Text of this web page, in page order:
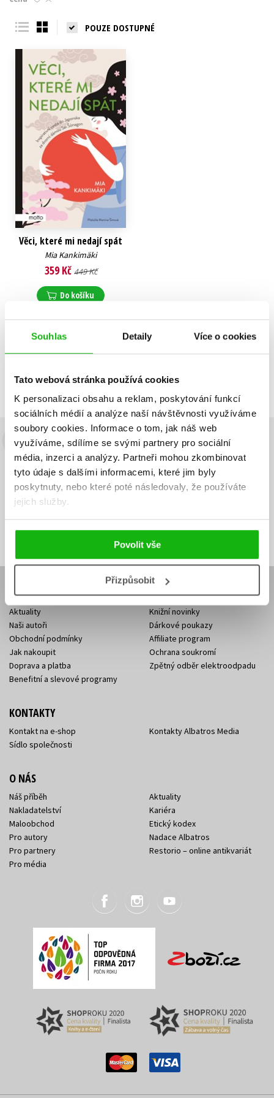
Souhlas Detaily Více o cookies
Tato webová stránka používá cookies
K personalizaci obsahu a reklam, poskytování funkcí
sociálních médií a analýze naší návštěvnosti využíváme
soubory cookies. Informace o tom, jak náš web
využíváme, sdílíme se svými partnery pro sociální
média, inzerci a analýzy. Partneři mohou zkombinovat
tyto údaje s dalšími informacemi, které jim byly
poskytnuty, nebo které poté následovaly, že používáte
jejich služby.
Povolit vše
Přizpůsobit
Young adult (SK)
POUZE DOSTUPNÉ
Věci, které mi nedají spát
Mia Kankimäki
359 Kč 449 Kč
Do košíku
Předchozí 1 Další
Budete to vědět jako první!
Zajímá Vás, jaký knižní hit právě vychází, na jaké zboží je výhodná
sleva, jaká běží soutěž o ceny? Přihlášením k odběru našich e-
mailových novinek
Vaše e-
Vaše e-
Přihlásit se
E-SHOP
Aktuality
Naši autoři
Obchodní podmínky
Jak nakoupit
Doprava a platba
Benefitní a slevové programy
Knižní novinky
Dárkové poukazy
Affiliate program
Ochrana soukromí
Zpětný odběr elektroodpadu
KONTAKTY
Kontakt na e-shop
Sídlo společnosti
Kontakty Albatros Media
O NÁS
Náš příběh
Nakladatelství
Maloobchod
Pro autory
Pro partnery
Pro média
Aktuality
Kariéra
Etický kodex
Nadace Albatros
Restorio – online antikvariát